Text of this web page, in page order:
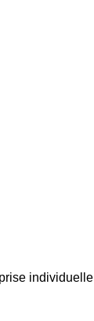
individuelle